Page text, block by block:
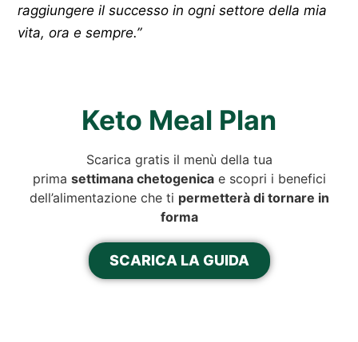
raggiungere il successo in ogni settore della mia
vita, ora e sempre.”
Keto Meal Plan
Scarica gratis il menù della tua
prima settimana chetogenicae scopri i benefici
dell’alimentazione che ti permetterà di tornare in
forma
SCARICA LA GUIDA